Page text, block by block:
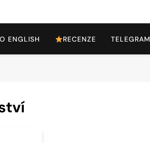
Infoek.cz
ENGLISH RECENZE TELEGRAM